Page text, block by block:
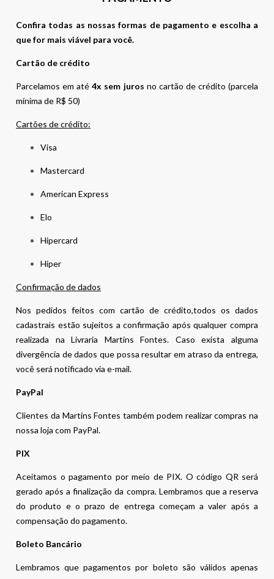
Confira todas as nossas formas de pagamento e escolha a
que for mais viável para você.
Cartão de crédito
Parcelamos em até4x sem juros no cartão de crédito (parcela
mínima de R$ 50)
Cartões de crédito:
Visa
Mastercard
American Express
Elo
Hipercard
Hiper
Confirmação de dados
Nos pedidos feitos com cartão de crédito,todos os dados
cadastrais estão sujeitos a confirmação após qualquer compra
realizada na Livraria Martins Fontes. Caso exista alguma
divergência de dados que possa resultar em atraso da entrega,
você será notificado via e-mail.
PayPal
Clientes da Martins Fontes também podem realizar compras na
nossa loja com PayPal.
PIX
Aceitamos o pagamento por meio de PIX. O código QR será
gerado após a finalização da compra. Lembramos que a reserva
do produto e o prazo de entrega começam a valer após a
compensação do pagamento.
Boleto Bancário
Lembramos que pagamentos por boleto são válidos apenas